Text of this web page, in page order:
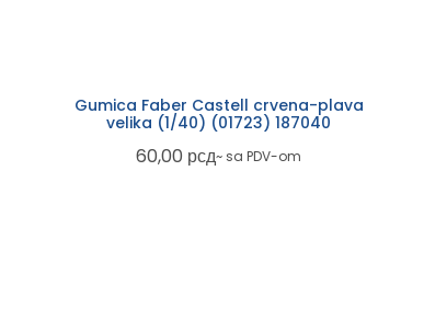
Gumica Faber Castell crvena-plava
velika (1/40) (01723) 187040
60,00 рсд~ sa PDV-om